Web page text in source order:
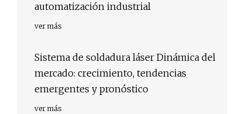
automatización industrial
ver más
Sistema de soldadura láser Dinámica del
mercado: crecimiento, tendencias
emergentes y pronóstico
ver más